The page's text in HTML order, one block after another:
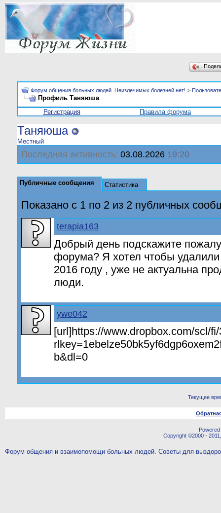
Форум общения больных людей. Неизлечимых болезней нет! >
Профиль Таняюша
Регистрация
Правила форума
Таняюша
Местный
Последняя активность: 03.08.2026 19:20
Публичные сообщения Статистика
Показано с 1 по 2 из 2 публичных
terapia163
Добрый день подскажите
форума? Я хотел чтобы
2016 году , уже не актуальна
люди.
ywe042
[url]https://www.dropbox.com/scl/
b&dl=0
Текущее
Copyright ©2000 -
Форум общения и взаимопомощи больных людей. Советы для